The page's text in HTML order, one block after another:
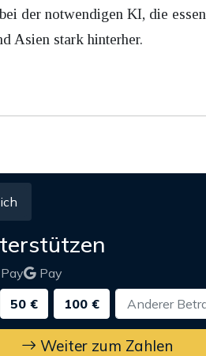
der notwendigen KI, die
Asien stark hinterher.
Pay
Pay
50 € 100 €
Weiter zum Zahlen